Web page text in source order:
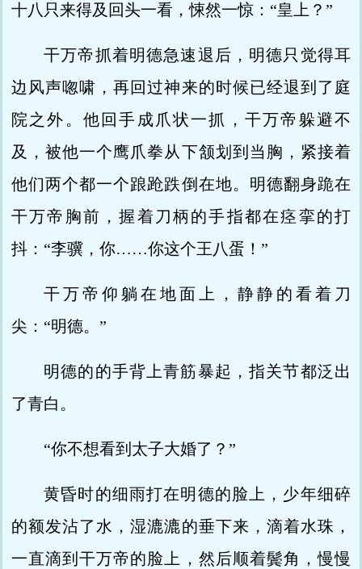
十八只来得及回头一看，悚然一惊：“皇上？”
干万帝抓着明德急速退后，明德只觉得耳
边风声唿啸，再回过神来的时候已经退到了庭
院之外。他回手成爪状一抓，干万帝躲避不
及，被他一个鹰爪拳从下颔划到当胸，紧接着
他们两个都一个踉跄跌倒在地。明德翻身跪在
干万帝胸前，握着刀柄的手指都在痉挛的打
抖：“李骥，你……你这个王八蛋！”
干万帝仰躺在地面上，静静的看着刀
尖：“明德。”
明德的的手背上青筋暴起，指关节都泛出
了青白。
“你不想看到太子大婚了？”
黄昏时的细雨打在明德的脸上，少年细碎
的额发沾了水，湿漉漉的垂下来，滴着水珠，
一直滴到干万帝的脸上，然后顺着鬓角，慢慢